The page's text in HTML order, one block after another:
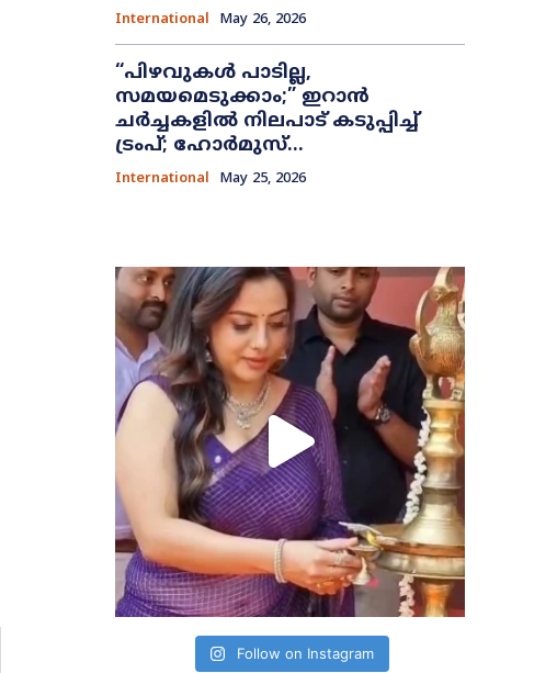
International May 26, 2026
​“പിഴവുകൾ പാടില്ല,
സമയമെടുക്കാം;” ഇറാൻ
ചർച്ചകളിൽ നിലപാട് കടുപ്പിച്ച്
ട്രംപ്; ഹോർമുസ്...
International May 25, 2026
Follow on Instagram